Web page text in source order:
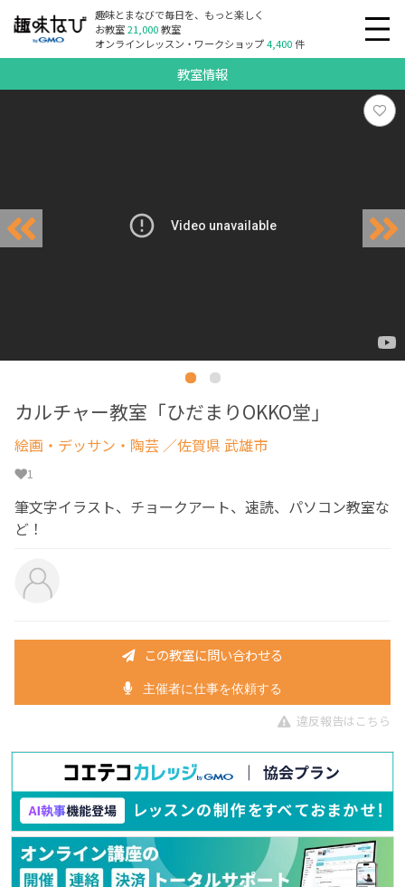
趣味とまなびで毎日を、もっと楽しく
お教室21,000教室
オンラインレッスン・ワークショップ4,400件
教室情報
カルチャー教室「ひだまりOKKO堂」
絵画・デッサン・陶芸 ／佐賀県 武雄市
1
筆文字イラスト、チョークアート、速読、パソコン教室な
ど！
この教室に問い合わせる
主催者に仕事を依頼する
違反報告はこちら